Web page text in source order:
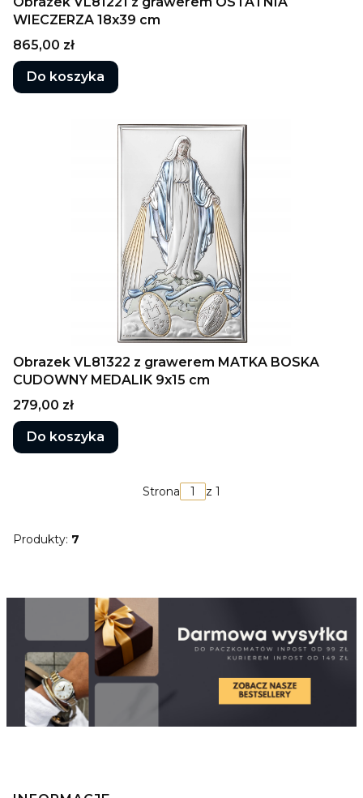
WIECZERZA 18x39 cm
Cena
865,00 zł
Do koszyka
Obrazek VL81322 z grawerem MATKA BOSKA
CUDOWNY MEDALIK 9x15 cm
Cena
279,00 zł
Do koszyka
Strona z 1
Produkty: 7